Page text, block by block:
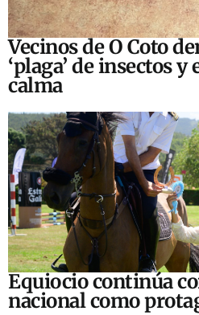
Vecinos de O Coto
‘plaga’ de insectos
calma
Equiocio continúa
nacional como